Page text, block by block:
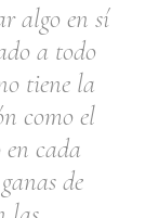
algo en sí
a todo
tiene la
como el
cada
de